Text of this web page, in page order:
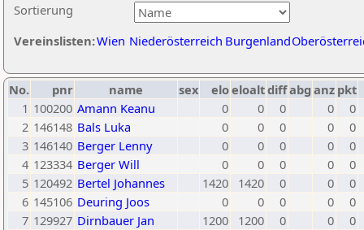
Sortierung
Vereinslisten:Wien Niederösterreich Burgenland
No. pnr name sex eloeloaltdiffabg anz pkt
1 100200 Amann Keanu 0 0 0 0
0
2 146148 Bals Luka 0 0 0 0
0
3 146140 Berger Lenny 0 0 0 0
0
4 123334 Berger Will 0 0 0 0
0
5 120492 Bertel Johannes 1420 1420 0 0
0
6 145106 Deuring Joos 0 0 0 0
0
7 129927 Dirnbauer Jan 1200 1200 0 0
0